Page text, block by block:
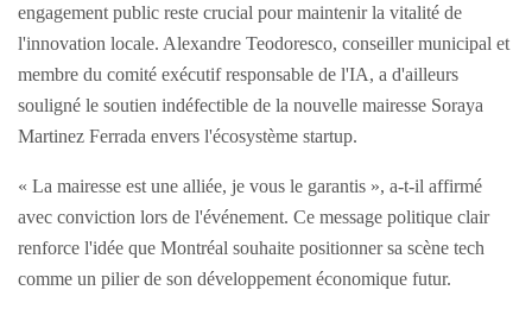
engagement public reste crucial pour maintenir la vitalité de
l'innovation locale. Alexandre Teodoresco, conseiller municipal et
membre du comité exécutif responsable de l'IA, a d'ailleurs
souligné le soutien indéfectible de la nouvelle mairesse Soraya
Martinez Ferrada envers l'écosystème startup.
« La mairesse est une alliée, je vous le garantis », a-t-il affirmé
avec conviction lors de l'événement. Ce message politique clair
renforce l'idée que Montréal souhaite positionner sa scène tech
comme un pilier de son développement économique futur.